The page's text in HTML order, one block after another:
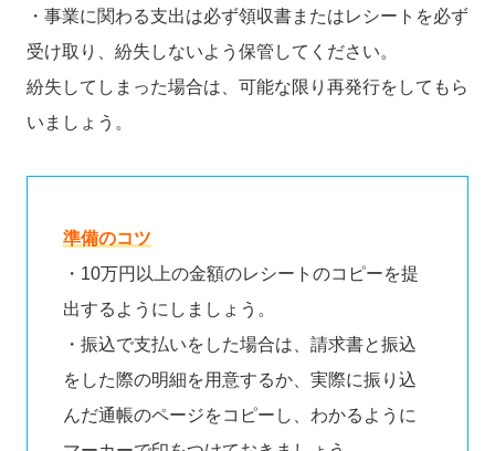
・事業に関わる支出は必ず領収書またはレシートを必ず
受け取り、紛失しないよう保管してください。
紛失してしまった場合は、可能な限り再発行をしてもら
いましょう。
準備のコツ
・10万円以上の金額のレシートのコピーを提
出するようにしましょう。
・振込で支払いをした場合は、請求書と振込
をした際の明細を用意するか、実際に振り込
んだ通帳のページをコピーし、わかるように